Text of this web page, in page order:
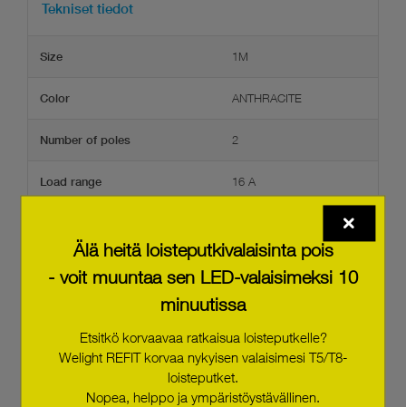
Tekniset tiedot
Size 1M
Color ANTHRACITE
Number of poles 2
Load range 16 A
2-way switch 1P 16A 250 Vac to
Älä heitä loisteputkivalaisinta pois
- voit muuntaa sen LED-valaisimeksi 10
minuutissa
Etsitkö korvaavaa ratkaisua loisteputkelle?
Welight REFIT korvaa nykyisen valaisimesi T5/T8-
loisteputket.
Nopea, helppo ja ympäristöystävällinen.